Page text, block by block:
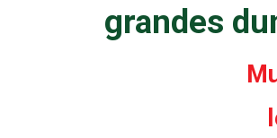
grandes